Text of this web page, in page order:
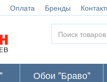
Оплата Бренды
Обои "Браво"